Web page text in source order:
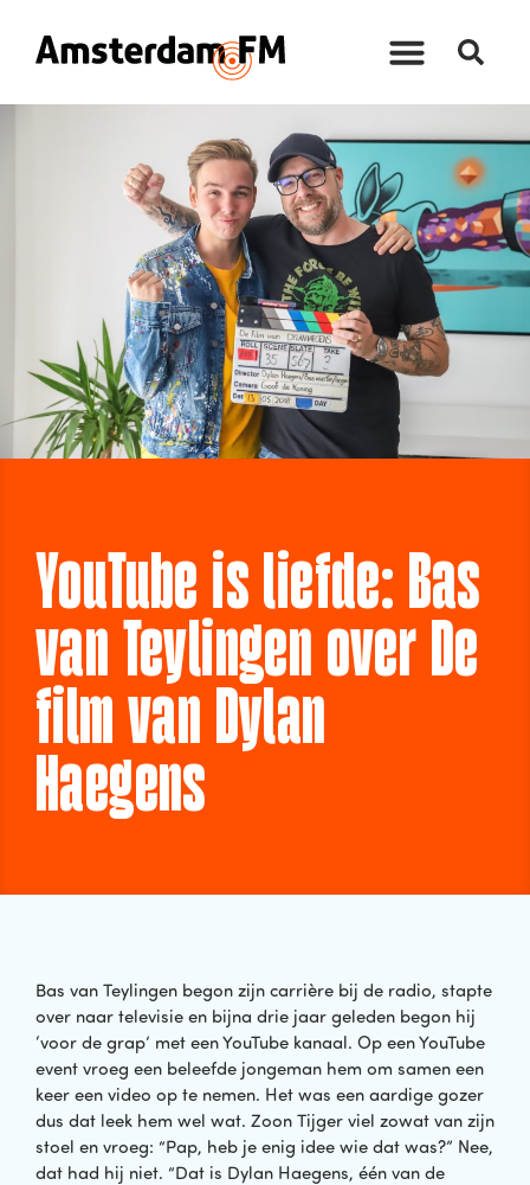
YouTube is liefde: Bas
van Teylingen over De
film van Dylan
Haegens
Bas van Teylingen begon zijn carrière bij de radio, stapte
over naar televisie en bijna drie jaar geleden begon hij
‘voor de grap’ met een YouTube kanaal. Op een YouTube
event vroeg een beleefde jongeman hem om samen een
keer een video op te nemen. Het was een aardige gozer
dus dat leek hem wel wat. Zoon Tijger viel zowat van zijn
stoel en vroeg: “Pap, heb je enig idee wie dat was?” Nee,
dat had hij niet. “Dat is Dylan Haegens, één van de